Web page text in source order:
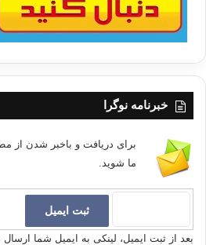
خبرنامه نوگرا
برای دریافت و باخبر شدن از
ما شوید.
بعد از ثبت ایمیل، لینکی به ایمیل شما ارسال